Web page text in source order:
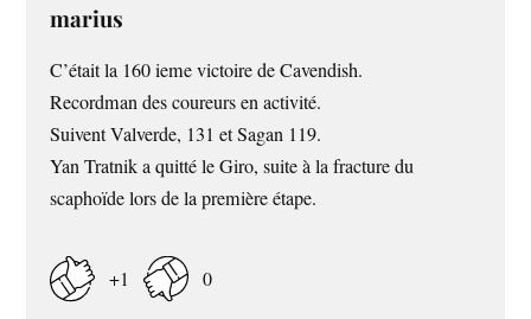
marius
C’était la 160 ieme victoire de Cavendish.
Recordman des coureurs en activité.
Suivent Valverde, 131 et Sagan 119.
Yan Tratnik a quitté le Giro, suite à la fracture du
scaphoïde lors de la première étape.
+1 0